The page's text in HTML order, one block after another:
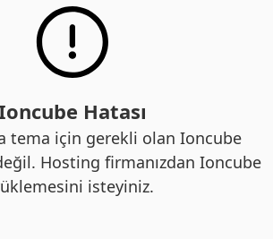
Hatası
tema için gerekli olan Ioncube
Hosting firmanızdan Ioncube
isteyiniz.